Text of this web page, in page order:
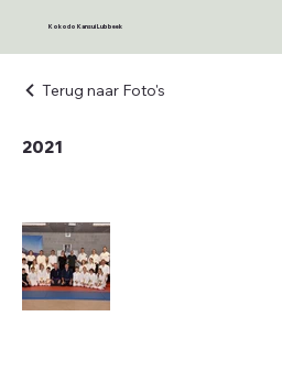
Kokodo Kansui Lubbeek
Terug naar Foto's
2021